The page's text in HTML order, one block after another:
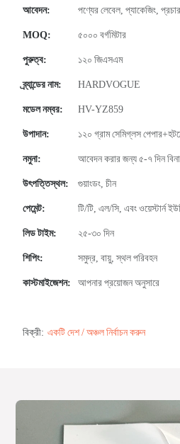
আবেদন: পণ্যের লেবেল, প্যাকেজিং,
MOQ: ৫০০০ বর্গমিটার
পুরুত্ব: ১২০ জিএসএম
ব্র্যান্ডের নাম: HARDVOGUE
মডেল নম্বর: HV-YZ859
উপাদান: ১২০ গ্রাম সেমিগ্লস
নমুনা: আবেদন করার জন্য ৫-৭ দিন
উৎপত্তিস্থল: গুয়াংডং, চীন
পেমেন্ট: টি/টি, এল/সি, এবং ওয়েস্টার্ন
লিড টাইম: ২৫-৩০ দিন
শিপিং: সমুদ্র, বায়ু, স্থল পরিবহন
কাস্টমাইজেশন: আপনার প্রয়োজন অনুসারে
বিক্রী: একটি দেশ / অঞ্চল নির্বাচন করুন